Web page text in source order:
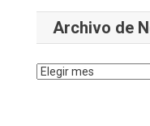
Archivo de
Archivo